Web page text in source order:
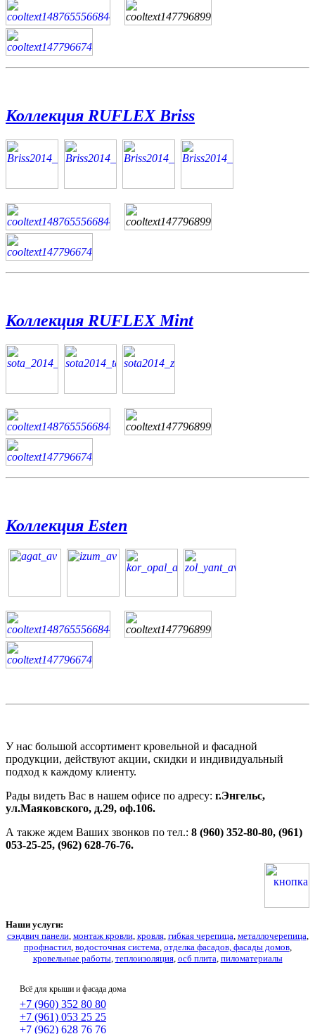
Коллекция RUFLEX Briss
Коллекция RUFLEX Mint
Коллекция Esten
У нас большой ассортимент кровельной и фасадной
продукции, действуют акции, скидки и индивидуальный
подход к каждому клиенту.
Рады видеть Вас в нашем офисе по адресу: г.Энгельс,
ул.Маяковского, д.29, оф.106.
А также ждем Ваших звонков по тел.: 8 (960) 352-80-80, (961)
053-25-25, (962) 628-76-76.
Наши услуги:
сэндвич панели, монтаж кровли, кровля, гибкая черепица, металлочерепица,
профнастил, водосточная система, отделка фасадов, фасады домов,
кровельные работы, теплоизоляция, осб плита, пиломатериалы
Всё для крыши и фасада дома
+7 (960) 352 80 80
+7 (961) 053 25 25
+7 (962) 628 76 76